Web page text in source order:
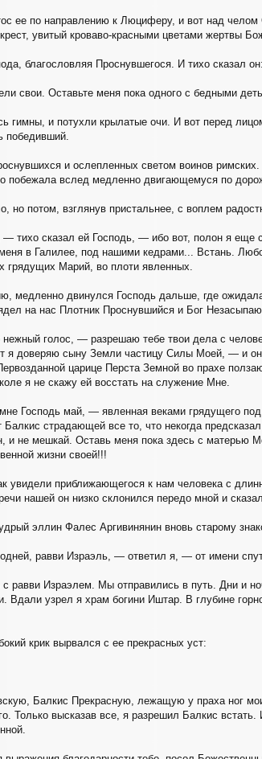
ее по направлению к Люциферу, и вот над
увитый кроваво-красными цветами жертвы
благословляя Проснувшегося. И тихо сказал он:
свои. Оставьте меня пока одного с бедными
гимны, и потухли крылатые очи. И вот перед
победивший.
и ослепленных светом воинов
побежала вслед медленно двигающемуся по
потом, взглянув пристальнее, с воплем
тихо сказал ей Господь, — ибо вот, полон я еще
в Галилее, под нашими кедрами... Встань.
грядущих Марий, во плоти явленных.
медленно двинулся Господь дальше, где
на нас Плотник Проснувшийся и Бог
голос, — разрешаю тебе твои дела с
я доверяю сыну Земли частицу Силы Моей, — и
царице Перста Земной во прахе
я не скажу ей восстать на служение Мне.
Господь май, — явленная веками грядущего
Балкис страдающей все то, что некогда
и не мешкай. Оставь меня пока здесь с
жизни своей!!!
увидели приближающегося к нам человека с
нашей он низко склонился передо мной и
эллин Фалес Аргивинянин вновь старому
равви Израэль, — ответил я, — от имени
с равви Израэлем. Мы отправились в путь. Дни и
Вдали узрел я храм богини Иштар. В глубине
крик вырвался с ее прекрасных уст:
Балкис Прекрасную, лежащую у праха ног
Только высказав все, я разрешил Балкис